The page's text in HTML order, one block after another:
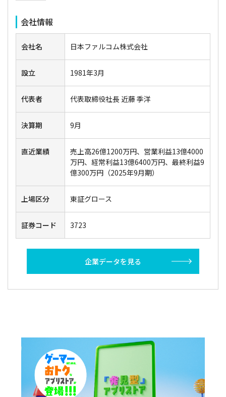
会社情報
会社名 日本ファルコム株式会社
設立 1981年3月
代表者 代表取締役社長 近藤 季洋
決算期 9月
直近業績
売上高26億1200万円、営業利益13億4000
万円、経常利益13億6400万円、最終利益9
億300万円（2025年9月期）
上場区分 東証グロース
証券コード 3723
企業データを見る